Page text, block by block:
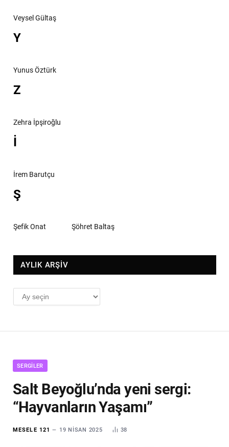
Veysel Gültaş
Y
Yunus Öztürk
Z
Zehra İpşiroğlu
İ
İrem Barutçu
Ş
Şefik Onat Şöhret Baltaş
AYLIK ARŞİV
AYLIK
ARŞİV
SERGILER
Salt Beyoğlu’nda yeni sergi:
“Hayvanların Yaşamı”
MESELE 121 19 NISAN 2025 38